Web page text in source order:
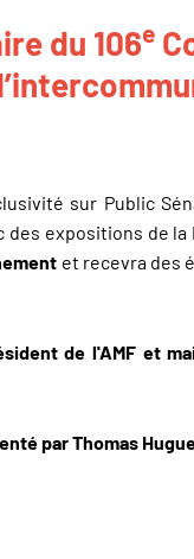
du 106e
sur Public
expositions de
et recevra des
de l'AMF et
par Thomas